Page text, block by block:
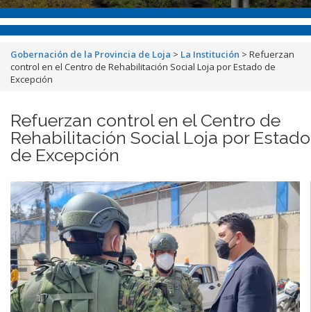
Gobernación de la Provincia de Loja > La Institución > Refuerzan
control en el Centro de Rehabilitación Social Loja por Estado de
Excepción
Refuerzan control en el Centro de
Rehabilitación Social Loja por Estado
de Excepción